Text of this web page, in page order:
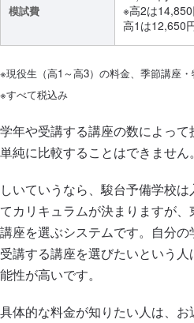
模試費
※高2は14,850
高1は12,650
※現役生（高1～高3）の料金、季節講座
※すべて税込み
学年や受講する講座の数によって
単純に比較することはできません。
しいていうなら、駿台予備学校
てカリキュラムが決まりますが
講座を選ぶシステムです。自分
受講する講座を選びたいという
能性が高いです。
具体的な料金が知りたい人は、